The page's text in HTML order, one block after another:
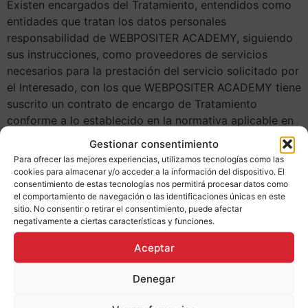
Gestionar consentimiento
Para ofrecer las mejores experiencias, utilizamos tecnologías como las
cookies para almacenar y/o acceder a la información del dispositivo. El
consentimiento de estas tecnologías nos permitirá procesar datos como
el comportamiento de navegación o las identificaciones únicas en este
sitio. No consentir o retirar el consentimiento, puede afectar
negativamente a ciertas características y funciones.
Aceptar
Denegar
Existen encargados del Tratamiento, entendidos como
entidades que tratan los datos personales
responsabilidad de WEBPOSITER ACADEMY, siguiendo
sus instrucciones, como proveedores de servicios
necesarios para la prestación del servicio solicitado por
el Interesado, con los que WEBPOSITER ACADEMY tiene
suscrito un contrato de encargo de Tratamiento
conforme a lo establecido en la normativa aplicable en
materia de protección de datos.
6. Transferencias Internacionales:
Las transferencias internacionales de datos suponen un
flujo de datos personales desde el territorio español a
destinatarios establecidos en países fuera del Espacio
Económico Europeo (los países de la Unión Europea
más Liechtenstein, Islandia y Noruega).
WEBPOSITER ACADEMY puede realizar transferencias